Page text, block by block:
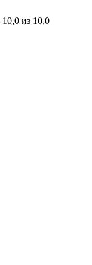
10,0 из 10,0